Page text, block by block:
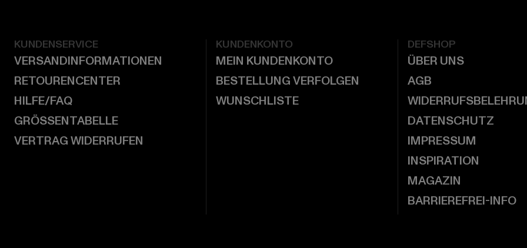
KUNDENSERVICE
VERSANDINFORMATIONEN
RETOURENCENTER
HILFE/FAQ
GRÖSSENTABELLE
VERTRAG WIDERRUFEN
KUNDENKONTO
MEIN KUNDENKONTO
BESTELLUNG VERFOLGEN
WUNSCHLISTE
DEFSHOP
ÜBER UNS
AGB
DATENSCHUTZ
IMPRESSUM
INSPIRATION
MAGAZIN
BARRIEREFREI-INFO